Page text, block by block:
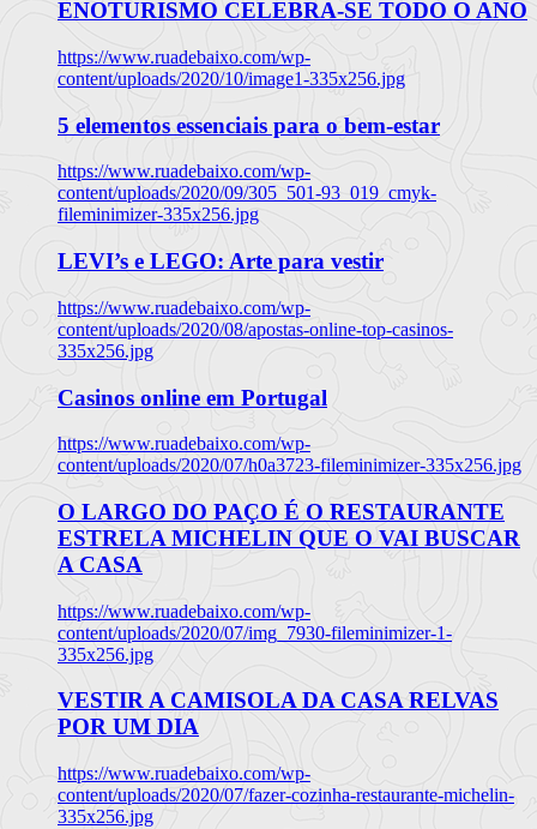
ENOTURISMO CELEBRA-SE TODO O ANO
https://www.ruadebaixo.com/wp-
content/uploads/2020/10/image1-335x256.jpg
5 elementos essenciais para o bem-estar
https://www.ruadebaixo.com/wp-
content/uploads/2020/09/305_501-93_019_cmyk-
fileminimizer-335x256.jpg
LEVI’s e LEGO: Arte para vestir
https://www.ruadebaixo.com/wp-
content/uploads/2020/08/apostas-online-top-casinos-
335x256.jpg
Casinos online em Portugal
https://www.ruadebaixo.com/wp-
content/uploads/2020/07/h0a3723-fileminimizer-335x256.jpg
O LARGO DO PAÇO É O RESTAURANTE
ESTRELA MICHELIN QUE O VAI BUSCAR
A CASA
https://www.ruadebaixo.com/wp-
content/uploads/2020/07/img_7930-fileminimizer-1-
335x256.jpg
VESTIR A CAMISOLA DA CASA RELVAS
POR UM DIA
https://www.ruadebaixo.com/wp-
content/uploads/2020/07/fazer-cozinha-restaurante-michelin-
335x256.jpg